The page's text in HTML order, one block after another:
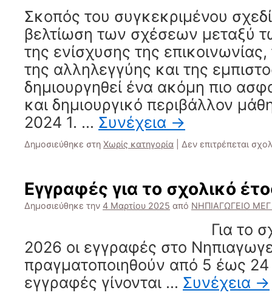
Σκοπός του συγκεκριμένου
βελτίωση των σχέσεων μεταξύ
της ενίσχυσης της
της αλληλεγγύης και της
δημιουργηθεί ένα ακόμη πιο
και δημιουργικό περιβάλλον
2024 1. … Συνέχεια →
Δημοσιεύθηκε στη Χωρίς κατηγορία Δεν επιτρέπεται
Εγγραφές για το σχολικό
Δημοσιεύθηκε την 4 Μαρτίου 2025 από ΝΗΠΙΑΓΩΓΕΙΟ
Για το σχολικό
2026 οι εγγραφές στο
πραγματοποιηθούν από 5 έως
εγγραφές γίνονται … Συνέχεια →